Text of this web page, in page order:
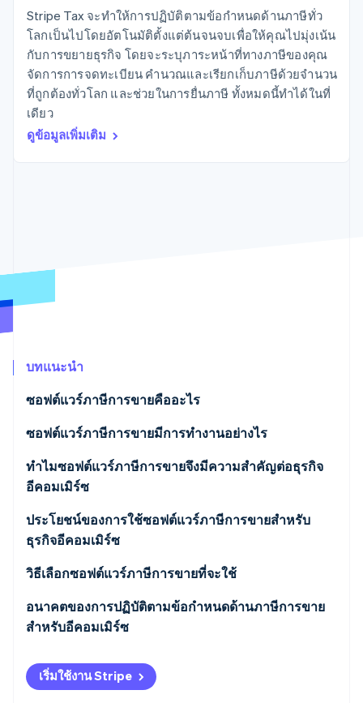
การซิงค์
ข้อมูล
เพิ่มเติม
Product roadmap
ดูสิ่งที่กำลังจะมาถึง
Radar
การป้องกันการฉ้อโกง
AI อย่างไร
และสันทนาการ
ประกันภัย
สื่อและความบันเทิง
องค์กรไม่แสวงผลกำไร
บริการเฉพาะทาง
ภาครัฐ
ธุรกิจค้าปลีก
แอป
ตัวอย่างโค้ด
บล็อกของนักพัฒนา
สถานะ API
ติดต่อฝ่ายขาย
สมัครเป็นพาร์ทเนอร์
Stripe Tax จะทำให้การปฏิบัติตามข้อกำหนดด้านภาษีทั่ว
โลกเป็นไปโดยอัตโนมัติตั้งแต่ต้นจนจบเพื่อให้คุณไปมุ่งเน้น
กับการขยายธุรกิจ โดยจะระบุภาระหน้าที่ทางภาษีของคุณ
จัดการการจดทะเบียน คำนวณและเรียกเก็บภาษีด้วยจำนวน
ที่ถูกต้องทั่วโลก และช่วยในการยื่นภาษี ทั้งหมดนี้ทำได้ในที่
เดียว
ดูข้อมูลเพิ่มเติม
บทแนะนำ
ซอฟต์แวร์ภาษีการขายคืออะไร
ซอฟต์แวร์ภาษีการขายมีการทํางานอย่างไร
แง่มุมด้านเทคนิค
ทําไมซอฟต์แวร์ภาษีการขายจึงมีความสําคัญต่อธุรกิจ
อีคอมเมิร์ซ
ปรับปรุงแผนการเงินเชิงกลยุทธ์
จัดการความซับซ้อนของภาษีการขายสำหรับอีคอมเมิร์ซ
ออนไลน์
ลดความเสี่ยงของการไม่ปฏิบัติตามข้อกําหนด
ประโยชน์ของการใช้ซอฟต์แวร์ภาษีการขายสําหรับ
ธุรกิจอีคอมเมิร์ซ
ความถูกต้องในการคํานวณภาษี
การปฏิบัติตามข้อกําหนดในเขตอํานาจศาลที่หลากหลาย
ลดความเสี่ยงในบทลงโทษและการตรวจสอบ
วิธีเลือกซอฟต์แวร์ภาษีการขายที่จะใช้
ทราบสิ่งที่ธุรกิจของคุณต้องการ
ประเมินฟีเจอร์และฟังก์ชันการทํางาน
อนาคตของการปฏิบัติตามข้อกําหนดด้านภาษีการขาย
สําหรับอีคอมเมิร์ซ
แนวโน้มที่อาจเกิดขึ้นในซอฟต์แวร์ภาษีการขาย
บทบาทของ AI และแมชชีนเลิร์นนิงในการปฏิบัติตามข้อ
เริ่มใช้งาน Stripe